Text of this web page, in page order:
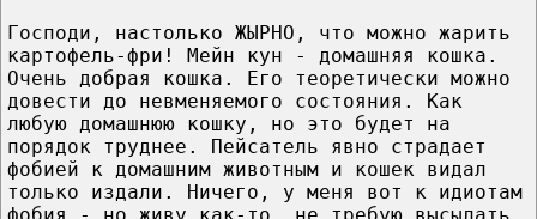
Господи, настолько ЖЫРНО, что можно жарить
картофель-фри! Мейн кун - домашняя кошка.
Очень добрая кошка. Его теоретически можно
довести до невменяемого состояния. Как
любую домашнюю кошку, но это будет на
порядок труднее. Пейсатель явно страдает
фобией к домашним животным и кошек видал
только издали. Ничего, у меня вот к идиотам
фобия - но живу как-то, не требую высылать